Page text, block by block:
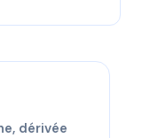
dérivée